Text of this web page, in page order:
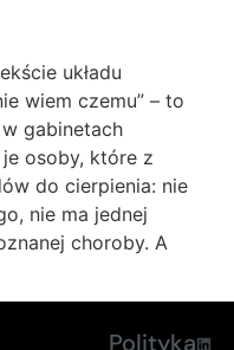
układu
wiem czemu” – to
gabinetach
osoby, które z
do cierpienia: nie
nie ma jednej
choroby. A
Polityka